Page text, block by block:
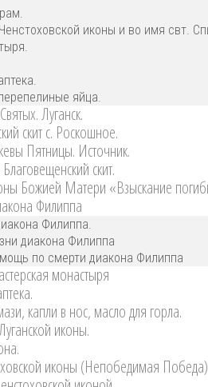
иконы и во имя свт.
яйца.
Луганск.
скит с. Роскошное.
Пятницы. Источник.
скит.
Божией Матери «Взыскание
Филиппа
Филиппа.
диакона Филиппа
по смерти диакона Филиппа
монастыря
капли в нос, масло для горла.
иконы.
иконы (Непобедимая